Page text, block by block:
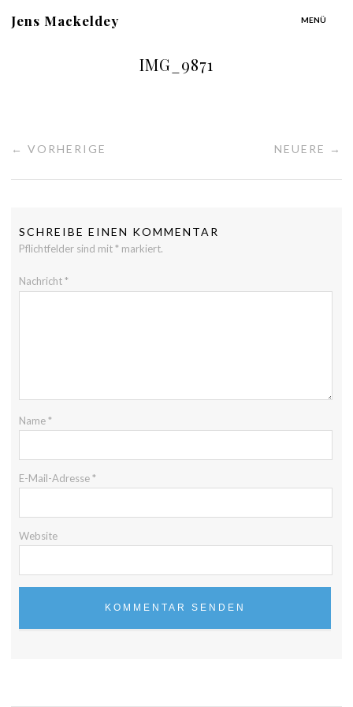
MENÜ
Jens Mackeldey
IMG_9871
← VORHERIGE NEUERE →
SCHREIBE EINEN KOMMENTAR
Pflichtfelder sind mit* markiert.
Nachricht*
Name*
E-Mail-Adresse*
Website